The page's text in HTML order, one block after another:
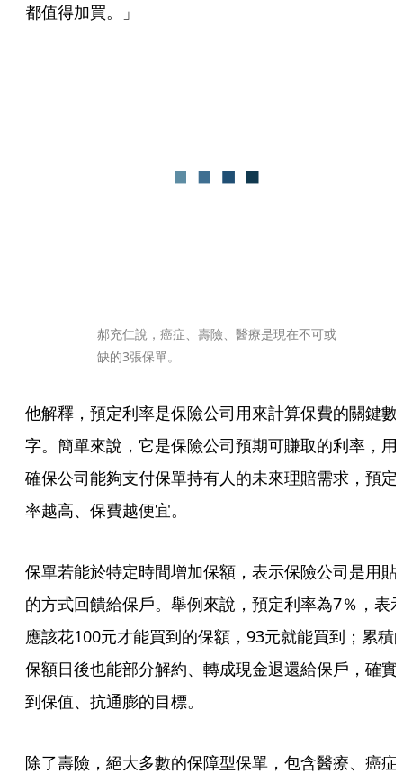
都值得加買。」
郝充仁說，癌症、壽險、醫療是現在不可或
缺的3張保單。
他解釋，預定利率是保險公司用來計算保費的關鍵數
字。簡單來說，它是保險公司預期可賺取的利率，用
確保公司能夠支付保單持有人的未來理賠需求，預定
率越高、保費越便宜。
保單若能於特定時間增加保額，表示保險公司是用貼
的方式回饋給保戶。舉例來說，預定利率為7％，表
應該花100元才能買到的保額，93元就能買到；累積
保額日後也能部分解約、轉成現金退還給保戶，確實
到保值、抗通膨的目標。
除了壽險，絕大多數的保障型保單，包含醫療、癌症